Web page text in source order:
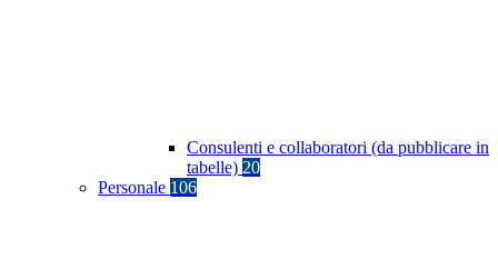
Consulenti e collaboratori (da pubblicare in
tabelle) 20
Personale 106